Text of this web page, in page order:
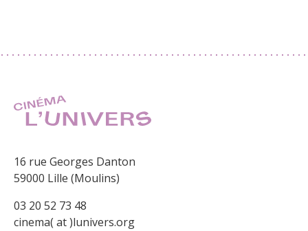
16 rue Georges Danton
59000 Lille (Moulins)
03 20 52 73 48
cinema( at )lunivers.org